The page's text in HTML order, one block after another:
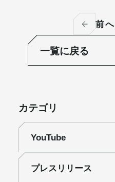
前へ
一覧に戻る
カテゴリ
YouTube
プレスリリース